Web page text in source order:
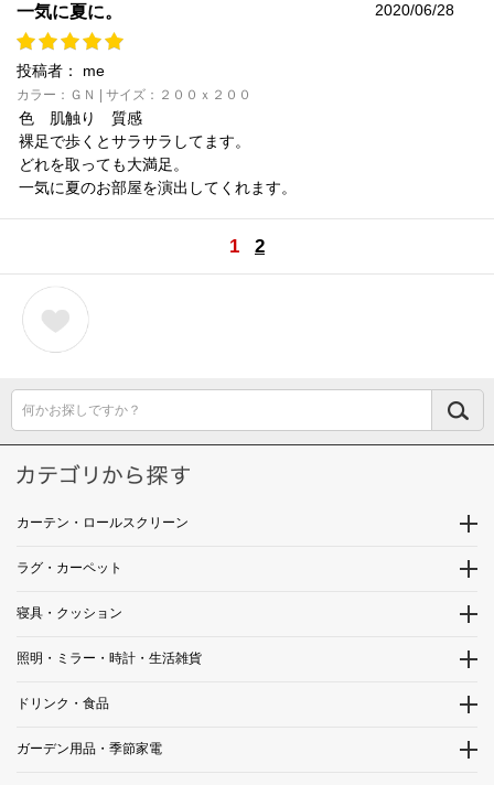
一気に夏に。 2020/06/28
投稿者： me
カラー：ＧＮ | サイズ：２００ｘ２００
色 肌触り 質感
裸足で歩くとサラサラしてます。
どれを取っても大満足。
一気に夏のお部屋を演出してくれます。
1 2
何かお探しですか？
カーテン・ロールスクリーン
ラグ・カーペット
寝具・クッション
照明・ミラー・時計・生活雑貨
ドリンク・食品
ガーデン用品・季節家電